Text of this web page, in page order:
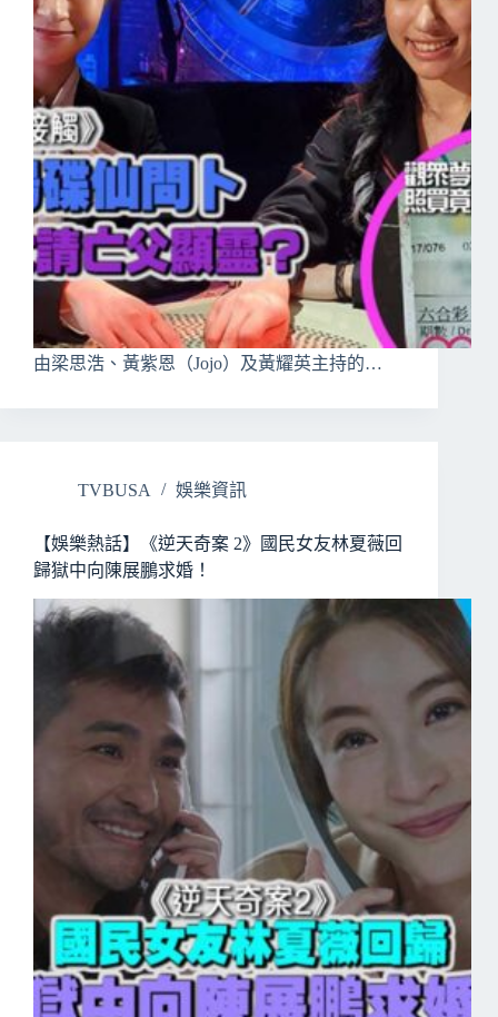
由梁思浩、黃紫恩（Jojo）及黃耀英主持的…
TVBUSA 娛樂資訊
【娛樂熱話】《逆天奇案 2》國民女友林夏薇回
歸獄中向陳展鵬求婚！